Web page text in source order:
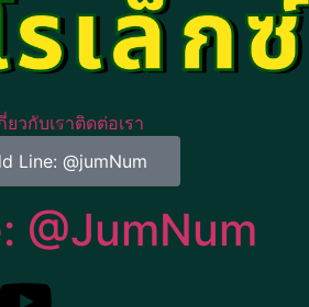
ยวกับเราติดต่อเรา
Line: @jumNum
@JumNum